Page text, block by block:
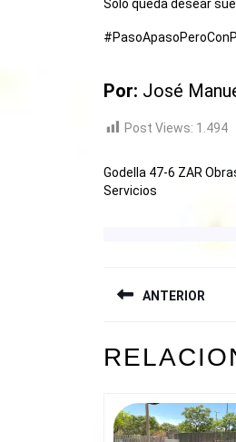
Solo queda desear
Por: José
Post Views: 1.494
Godella 47-6 ZAR
Servicios
DEANTERIOR
anterior: